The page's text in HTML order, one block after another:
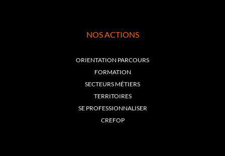
NOS ACTIONS
ORIENTATION PARCOURS
FORMATION
SECTEURS MÉTIERS
TERRITOIRES
SE PROFESSIONNALISER
CREFOP